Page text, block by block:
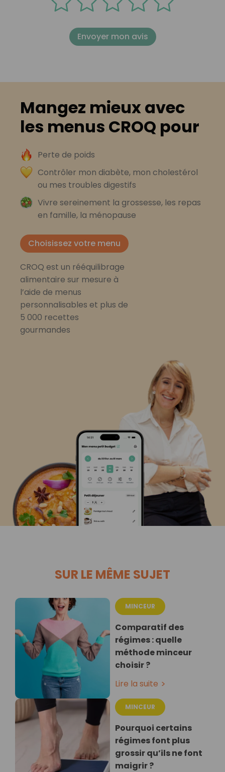
Envoyer mon avis
Mangez mieux avec
les menus CROQ pour
Perte de poids
Contrôler mon diabète, mon cholestérol
ou mes troubles digestifs
Vivre sereinement la grossesse, les repas
en famille, la ménopause
Choisissez votre menu
CROQ est un rééquilibrage
alimentaire sur mesure à
l’aide de menus
personnalisables et plus de
5 000 recettes
gourmandes
SUR LE MÊME SUJET
MINCEUR
Comparatif des
régimes : quelle
méthode minceur
choisir ?
Lire la suite
MINCEUR
Pourquoi certains
régimes font plus
grossir qu’ils ne font
maigrir ?